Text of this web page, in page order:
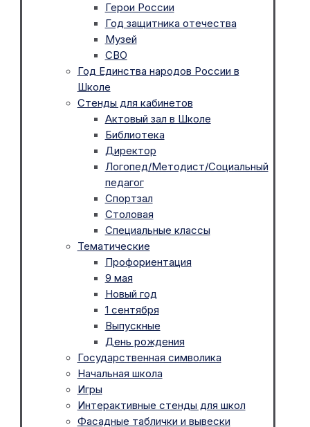
Герои России
Год защитника отечества
Музей
СВО
Год Единства народов России в
Школе
Стенды для кабинетов
Актовый зал в Школе
Библиотека
Директор
Логопед/Методист/Социальный
педагог
Спортзал
Столовая
Специальные классы
Тематические
Профориентация
9 мая
Новый год
1 сентября
Выпускные
День рождения
Государственная символика
Начальная школа
Игры
Интерактивные стенды для школ
Фасадные таблички и вывески